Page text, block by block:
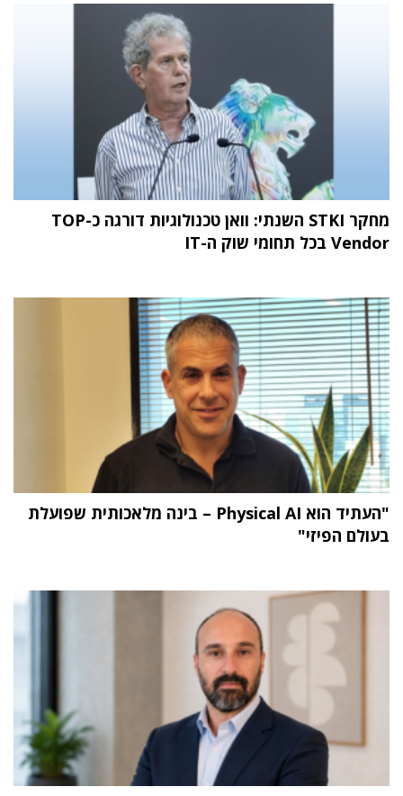
מחקר STKI השנתי: וואן טכנולוגיות דורגה כ-TOP
Vendor בכל תחומי שוק ה-IT
"העתיד הוא Physical AI – בינה מלאכותית שפועלת
בעולם הפיזי"